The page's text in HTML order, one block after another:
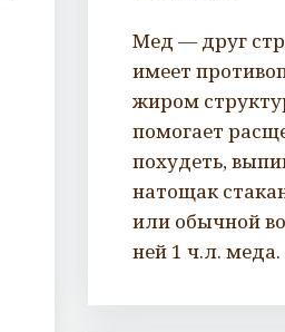
Мед — друг
имеет
жиром
помогает
похудеть,
натощак
или обычной
ней 1 ч.л. меда.